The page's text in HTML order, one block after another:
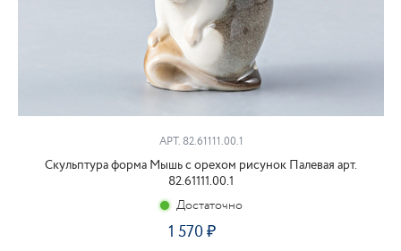
АРТ. 82.61111.00.1
Скульптура форма Мышь с орехом рисунок Палевая арт.
82.61111.00.1
Достаточно
1 570₽